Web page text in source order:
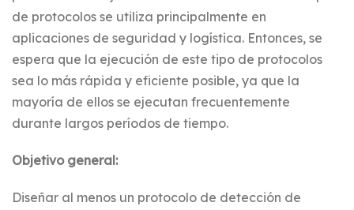
de protocolos se utiliza principalmente en
aplicaciones de seguridad y logística. Entonces, se
espera que la ejecución de este tipo de protocolos
sea lo más rápida y eficiente posible, ya que la
mayoría de ellos se ejecutan frecuentemente
durante largos períodos de tiempo.
Objetivo general:
Diseñar al menos un protocolo de detección de